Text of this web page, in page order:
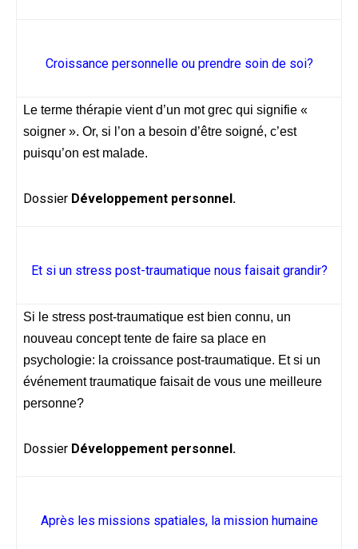
Croissance personnelle ou prendre soin de soi?
Le terme thérapie vient d’un mot grec qui signifie «
soigner ». Or, si l’on a besoin d’être soigné, c’est
puisqu’on est malade.
Dossier Développement personnel.
Et si un stress post-traumatique nous faisait grandir?
Si le stress post-traumatique est bien connu, un
nouveau concept tente de faire sa place en
psychologie: la croissance post-traumatique. Et si un
événement traumatique faisait de vous une meilleure
personne?
Dossier Développement personnel.
Après les missions spatiales, la mission humaine